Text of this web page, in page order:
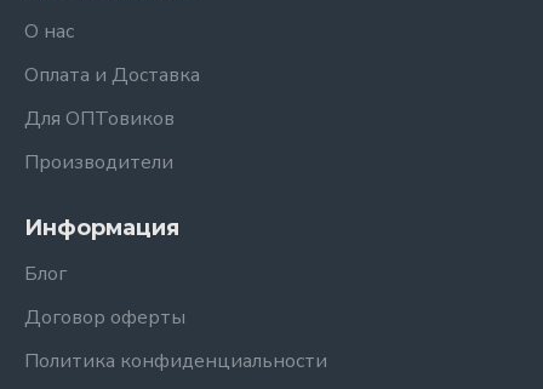
О нас
Оплата и Доставка
Для ОПТовиков
Производители
Информация
Блог
Договор оферты
Политика конфиденциальности